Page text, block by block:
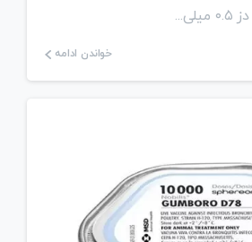
خواندن ادامه